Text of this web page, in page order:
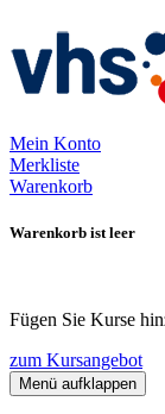
Mein Konto
Merkliste
Warenkorb
Warenkorb ist leer
Fügen Sie Kurse
zum Kursangebot
Menü aufklappen